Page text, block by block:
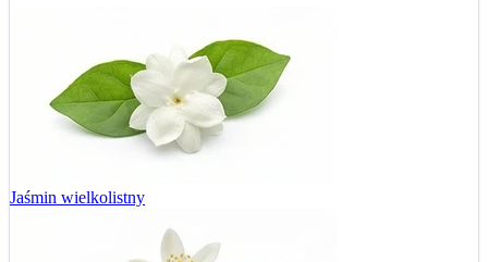
Jaśmin wielkolistny